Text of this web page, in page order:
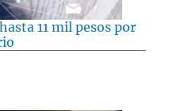
11 mil pesos por